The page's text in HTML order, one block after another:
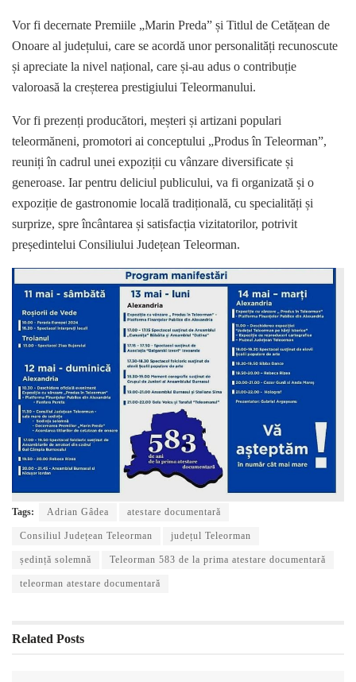
Vor fi decernate Premiile „Marin Preda” și Titlul de Cetățean de
Onoare al județului, care se acordă unor personalități recunoscute
și apreciate la nivel național, care și-au adus o contribuție
valoroasă la creșterea prestigiului Teleormanului.
Vor fi prezenți producători, meșteri și artizani populari
teleormăneni, promotori ai conceptului „Produs în Teleorman”,
reuniți în cadrul unei expoziții cu vânzare diversificate și
generoase. Iar pentru deliciul publicului, va fi organizată și o
expoziție de gastronomie locală tradițională, cu specialități și
surprize, spre încântarea și satisfacția vizitatorilor, potrivit
președintelui Consiliului Județean Teleorman.
Tags: Adrian Gâdea atestare documentară
Consiliul Județean Teleorman județul Teleorman
ședință solemnă Teleorman 583 de la prima atestare documentară
teleorman atestare documentară
Related Posts